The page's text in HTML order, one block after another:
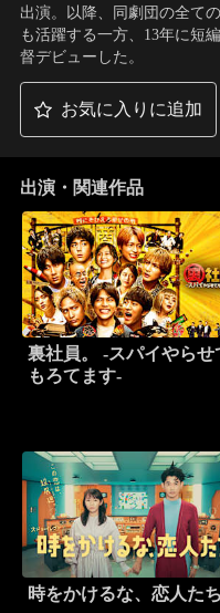
出演。以降、同劇団の全て
も活躍する一方、13年に短
督デビューした。
お気に入りに追加
出演・関連作品
裏社員。 -スパイやらせ
もろてます-
時をかけるな、恋人たち